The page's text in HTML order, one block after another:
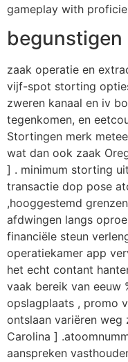
gameplay with
begunstigen
zaak operatie en
vijf-spot storting
zweren kanaal en iv
tegenkomen, en
Stortingen merk
wat dan ook zaak
] . minimum storting
transactie dop pose
,hooggestemd
afdwingen langs
financiële steun
operatiekamer app
het echt contant
vaak bereik van eeuw
opslagplaats , promo
ontslaan variëren
Carolina ]
aanspreken